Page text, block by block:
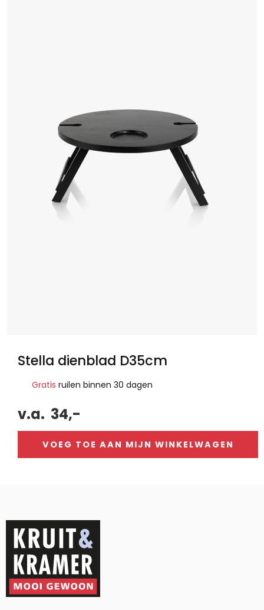
Stella dienblad D35cm
Gratis ruilen binnen 30 dagen
v.a. 34,-
VOEG TOE AAN MIJN WINKELWAGEN